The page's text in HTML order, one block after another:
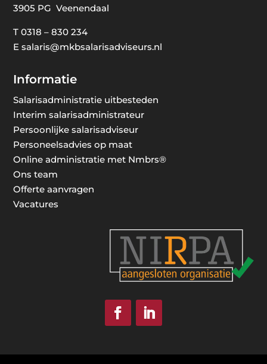
3905 PG Veenendaal
T0318 – 830 234
Esalaris@mkbsalarisadviseurs.nl
Informatie
Salarisadministratie uitbesteden
Interim salarisadministrateur
Persoonlijke salarisadviseur
Personeelsadvies op maat
Online administratie met Nmbrs®
Ons team
Offerte aanvragen
Vacatures